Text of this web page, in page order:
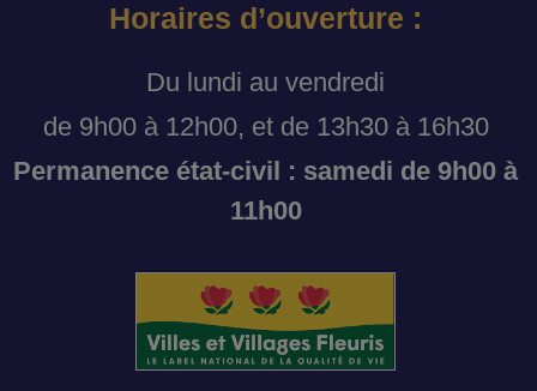
Horaires d’ouverture :
Du lundi au vendredi
de 9h00 à 12h00, et de 13h30 à 16h30
Permanence état-civil : samedi de 9h00 à
11h00